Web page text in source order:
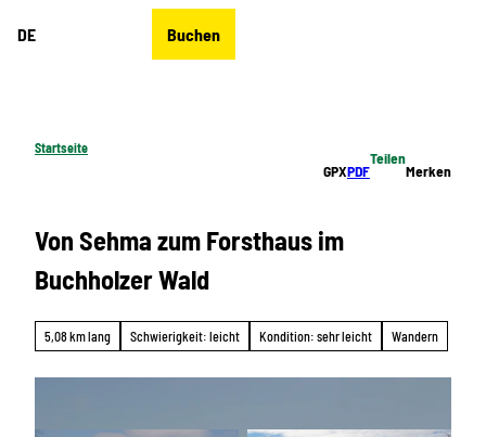
DE Buchen
Startseite
GPXPDF
Teilen
Merken
Von Sehma zum Forsthaus im
Buchholzer Wald
5,08 km lang Schwierigkeit: leicht Kondition: sehr leicht Wandern